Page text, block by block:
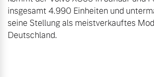
insgesamt 4.990 Einheiten und
seine Stellung als meistverkauftes
Deutschland.